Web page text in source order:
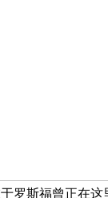
斯福曾正在